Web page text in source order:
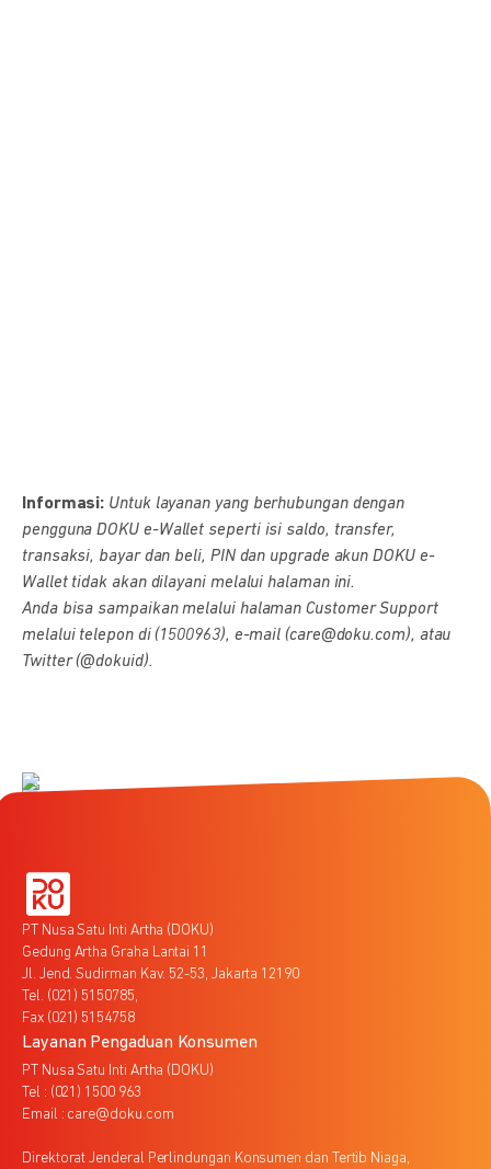
Informasi: Untuk layanan yang berhubungan dengan
pengguna DOKU e-Wallet seperti isi saldo, transfer,
transaksi, bayar dan beli, PIN dan upgrade akun DOKU e-
Wallet tidak akan dilayani melalui halaman ini.
Anda bisa sampaikan melalui halaman Customer Support
melalui telepon di (1500963), e-mail (care@doku.com), atau
Twitter (@dokuid).
PT Nusa Satu Inti Artha (DOKU)
Gedung Artha Graha Lantai 11
Jl. Jend. Sudirman Kav. 52-53, Jakarta 12190
Tel. (021) 5150785,
Fax (021) 5154758
Layanan Pengaduan Konsumen
PT Nusa Satu Inti Artha (DOKU)
Tel : (021) 1500 963
Email : care@doku.com
Direktorat Jenderal Perlindungan Konsumen dan Tertib Niaga,